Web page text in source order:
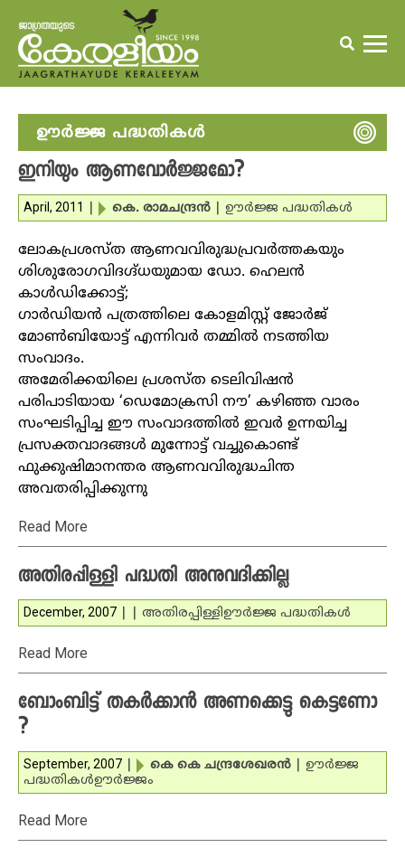
ഊര്‍ജ്ജ പദ്ധതികള്‍
ഇനിയും ആണവോര്‍ജ്ജമോ?
April, 2011 കെ. രാമചന്ദ്രന്‍ ഊര്‍ജ്ജ പദ്ധതികള്‍
ലോകപ്രശസ്ത ആണവവിരുദ്ധപ്രവര്‍ത്തകയും
ശിശുരോഗവിദഗ്ദ്ധയുമായ ഡോ. ഹെലന്‍
കാള്‍ഡിക്കോട്ട്;
ഗാര്‍ഡിയന്‍ പത്രത്തിലെ കോളമിസ്റ്റ് ജോര്‍ജ്
മോണ്‍ബിയോട്ട് എന്നിവര്‍ തമ്മില്‍ നടത്തിയ
സംവാദം.
അമേരിക്കയിലെ പ്രശസ്ത ടെലിവിഷന്‍
പരിപാടിയായ ‘ഡെമോക്രസി നൗ’ കഴിഞ്ഞ വാരം
സംഘടിപ്പിച്ച ഈ സംവാദത്തില്‍ ഇവര്‍ ഉന്നയിച്ച
പ്രസക്തവാദങ്ങള്‍ മുന്നോട്ട് വച്ചുകൊണ്ട്
ഫുക്കുഷിമാനന്തര ആണവവിരുദ്ധചിന്ത
അവതരിപ്പിക്കുന്നു
Read More
അതിരപ്പിള്ളി പദ്ധതി അനുവദിക്കില്ല
December, 2007 അതിരപ്പിള്ളിഊര്‍ജ്ജ പദ്ധതികള്‍
Read More
ബോംബിട്ട് തകര്‍ക്കാന്‍ അണക്കെട്ടു കെട്ടണോ
?
September, 2007 കെ കെ ചന്ദ്രശേഖരന്‍
ഊര്‍ജ്ജ
പദ്ധതികള്‍ഊര്‍ജ്ജം
Read More